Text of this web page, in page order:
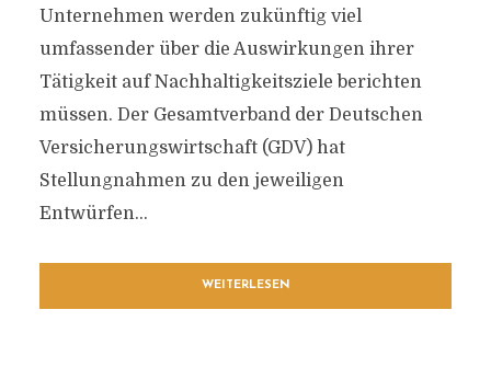
Unternehmen werden zukünftig viel
umfassender über die Auswirkungen ihrer
Tätigkeit auf Nachhaltigkeitsziele berichten
müssen. Der Gesamtverband der Deutschen
Versicherungswirtschaft (GDV) hat
Stellungnahmen zu den jeweiligen
Entwürfen...
WEITERLESEN